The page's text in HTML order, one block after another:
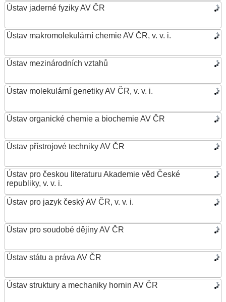
Ústav jaderné fyziky AV ČR
Ústav makromolekulární chemie AV ČR, v. v. i.
Ústav mezinárodních vztahů
Ústav molekulární genetiky AV ČR, v. v. i.
Ústav organické chemie a biochemie AV ČR
Ústav přístrojové techniky AV ČR
Ústav pro českou literaturu Akademie věd České
republiky, v. v. i.
Ústav pro jazyk český AV ČR, v. v. i.
Ústav pro soudobé dějiny AV ČR
Ústav státu a práva AV ČR
Ústav struktury a mechaniky hornin AV ČR